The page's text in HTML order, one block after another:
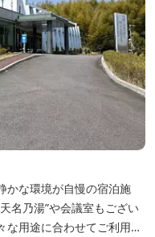
かな環境が自慢の宿泊施
名乃湯”や会議室もござい
な用途に合わせてご利用頂